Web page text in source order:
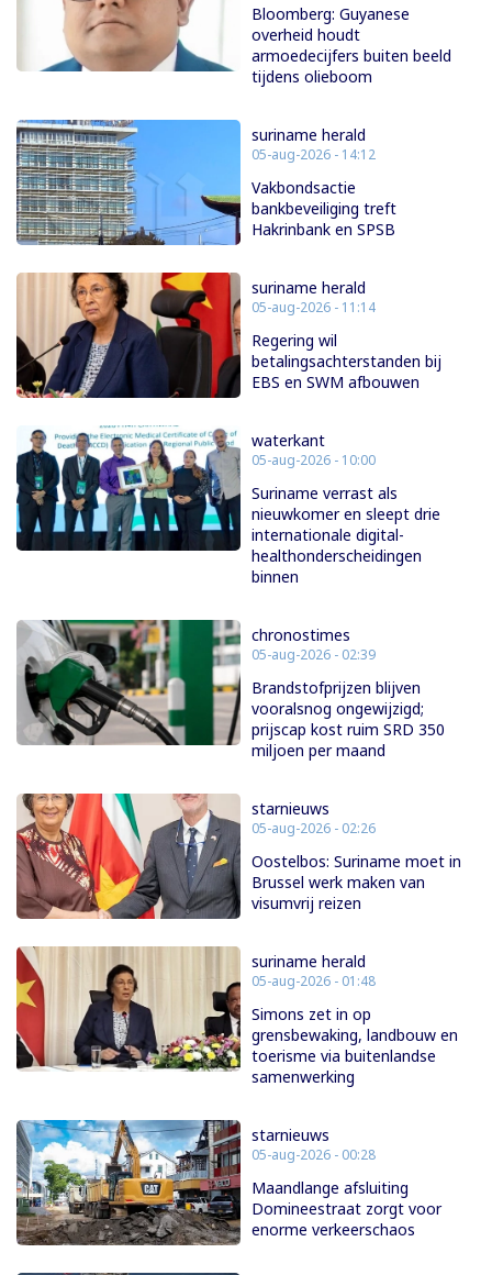
Bloomberg: Guyanese
overheid houdt
armoedecijfers buiten beeld
tijdens olieboom
suriname herald
05-aug-2026 - 14:12
Vakbondsactie
bankbeveiliging treft
Hakrinbank en SPSB
suriname herald
05-aug-2026 - 11:14
Regering wil
betalingsachterstanden bij
EBS en SWM afbouwen
waterkant
05-aug-2026 - 10:00
Suriname verrast als
nieuwkomer en sleept drie
internationale digital-
healthonderscheidingen
binnen
chronostimes
05-aug-2026 - 02:39
Brandstofprijzen blijven
vooralsnog ongewijzigd;
prijscap kost ruim SRD 350
miljoen per maand
starnieuws
05-aug-2026 - 02:26
Oostelbos: Suriname moet in
Brussel werk maken van
visumvrij reizen
suriname herald
05-aug-2026 - 01:48
Simons zet in op
grensbewaking, landbouw en
toerisme via buitenlandse
samenwerking
starnieuws
05-aug-2026 - 00:28
Maandlange afsluiting
Domineestraat zorgt voor
enorme verkeerschaos